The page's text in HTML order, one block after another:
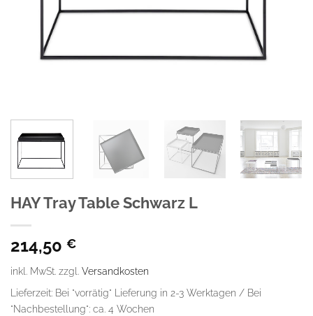
HAY Tray Table Schwarz L
214,50 €
inkl. MwSt. zzgl. Versandkosten
Lieferzeit: Bei "vorrätig" Lieferung in 2-3 Werktagen / Bei
"Nachbestellung": ca. 4 Wochen